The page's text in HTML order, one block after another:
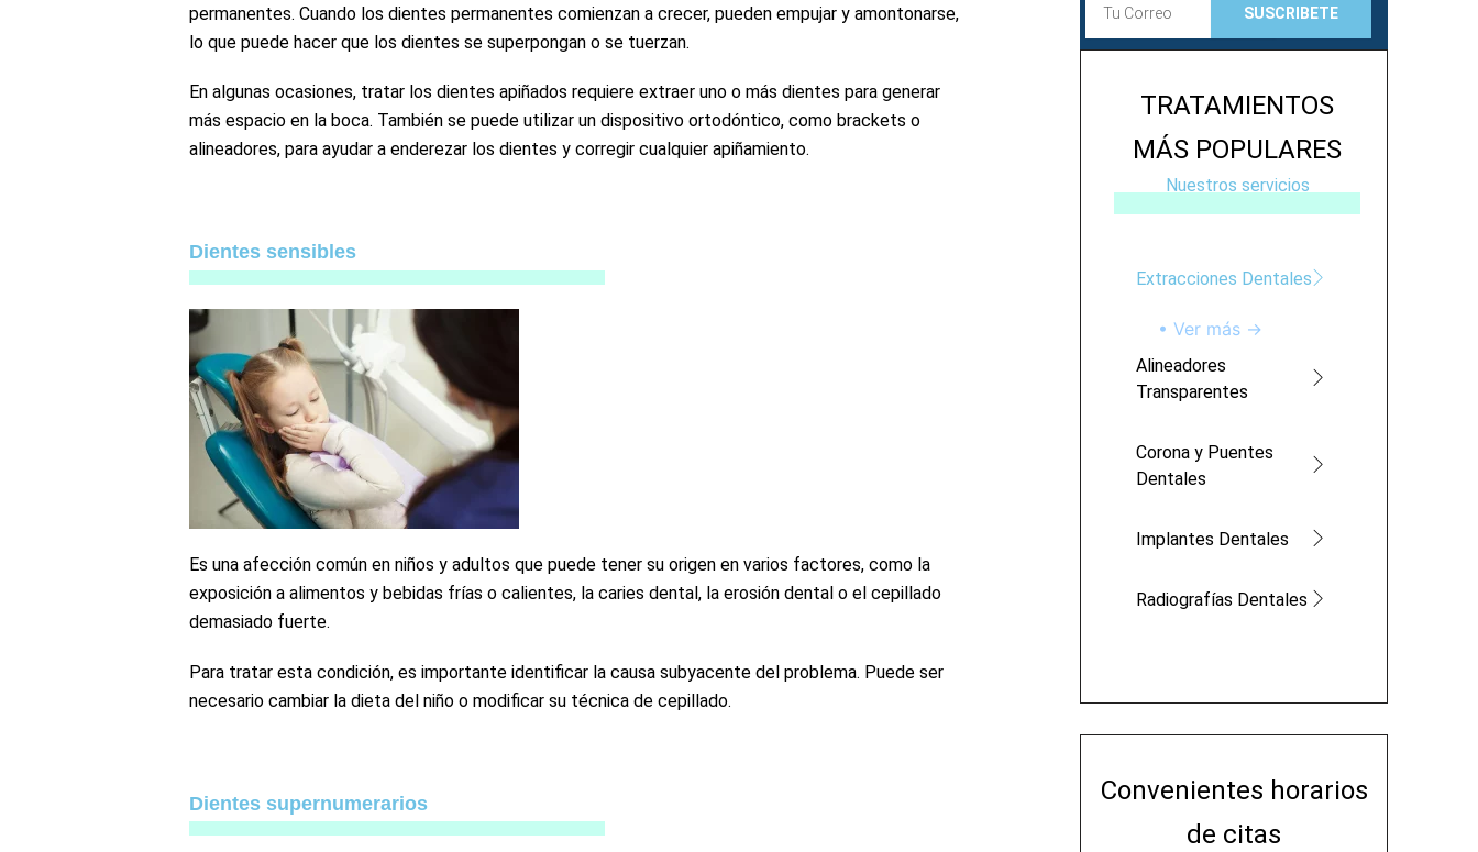
permanentes. Cuando los dientes permanentes comienzan a crecer, pueden empujar y amontonarse,
lo que puede hacer que los dientes se superpongan o se tuerzan.
En algunas ocasiones, tratar los dientes apiñados requiere extraer uno o más dientes para generar
más espacio en la boca. También se puede utilizar un dispositivo ortodóntico, como brackets o
alineadores, para ayudar a enderezar los dientes y corregir cualquier apiñamiento.
Dientes sensibles
Es una afección común en niños y adultos que puede tener su origen en varios factores, como la
exposición a alimentos y bebidas frías o calientes, la caries dental, la erosión dental o el cepillado
demasiado fuerte.
Para tratar esta condición, es importante identificar la causa subyacente del problema. Puede ser
necesario cambiar la dieta del niño o modificar su técnica de cepillado.
Dientes supernumerarios
a
SUSCRIBETE
TRATAMIENTOS
MÁS POPULARES
Nuestros servicios
Extracciones Dentales
• Ver más →
Alineadores
Transparentes
Corona y Puentes
Dentales
Implantes Dentales
Radiografías Dentales
Convenientes horarios
de citas